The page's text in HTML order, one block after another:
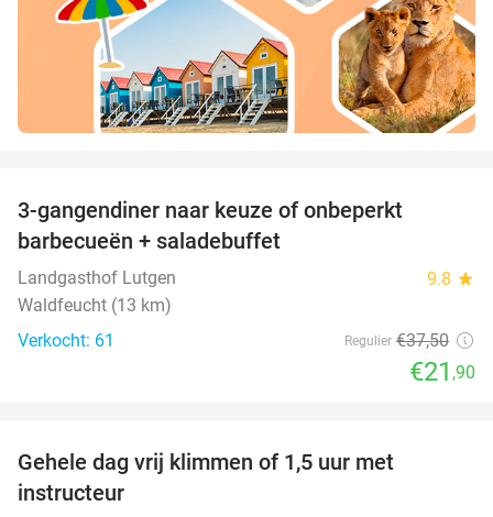
3-gangendiner naar keuze of onbeperkt
barbecueën + saladebuffet
Landgasthof Lutgen 9.8 star
Waldfeucht (13 km)
Verkocht: 61
Regulier €37,50
€21 ,90
Gehele dag vrij klimmen of 1,5 uur met
instructeur